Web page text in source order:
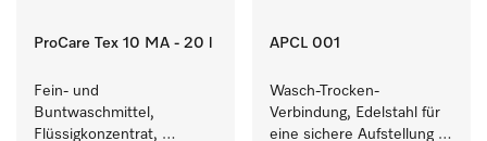
ProCare Tex 10 MA - 20 l
Fein- und
Buntwaschmittel,
Flüssigkonzentrat,
APCL 001
Wasch-Trocken-
Verbindung, Edelstahl für
eine sichere Aufstellung